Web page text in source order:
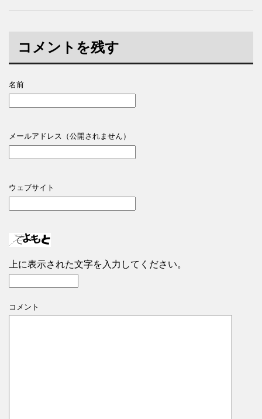
コメントを残す
名前
メールアドレス（公開されません）
ウェブサイト
上に表示された文字を入力してください。
コメント